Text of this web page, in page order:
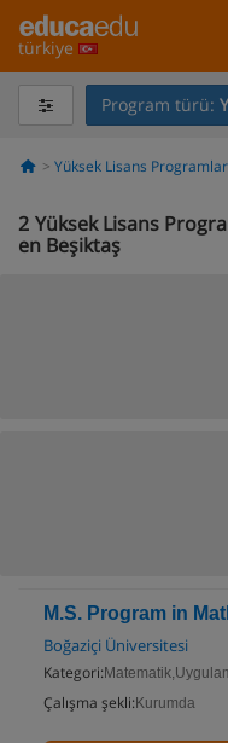
türkiye
Program türü:
Yüksek Lisans
2 Yüksek Lisans
en Beşiktaş
M.S. Program in
Boğaziçi Üniversitesi
Kategori:
Çalışma şekli: Kurumda